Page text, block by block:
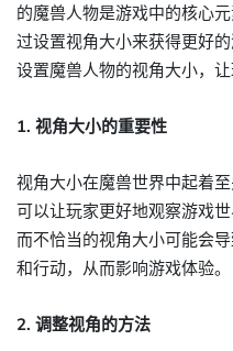
的魔兽人物是游戏中的核心
过设置视角大小来获得更好
设置魔兽人物的视角大小，
1. 视角大小的重要性
视角大小在魔兽世界中起着
可以让玩家更好地观察游戏
而不恰当的视角大小可能会
和行动，从而影响游戏体验。
2. 调整视角的方法